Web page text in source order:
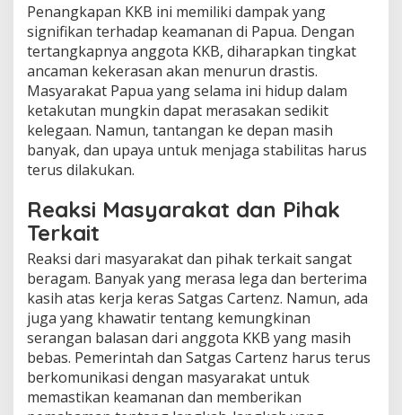
Penangkapan KKB ini memiliki dampak yang
signifikan terhadap keamanan di Papua. Dengan
tertangkapnya anggota KKB, diharapkan tingkat
ancaman kekerasan akan menurun drastis.
Masyarakat Papua yang selama ini hidup dalam
ketakutan mungkin dapat merasakan sedikit
kelegaan. Namun, tantangan ke depan masih
banyak, dan upaya untuk menjaga stabilitas harus
terus dilakukan.
Reaksi Masyarakat dan Pihak
Terkait
Reaksi dari masyarakat dan pihak terkait sangat
beragam. Banyak yang merasa lega dan berterima
kasih atas kerja keras Satgas Cartenz. Namun, ada
juga yang khawatir tentang kemungkinan
serangan balasan dari anggota KKB yang masih
bebas. Pemerintah dan Satgas Cartenz harus terus
berkomunikasi dengan masyarakat untuk
memastikan keamanan dan memberikan